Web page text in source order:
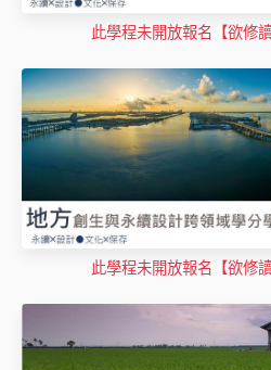
此學程未開放報名【欲修
此學程未開放報名【欲修